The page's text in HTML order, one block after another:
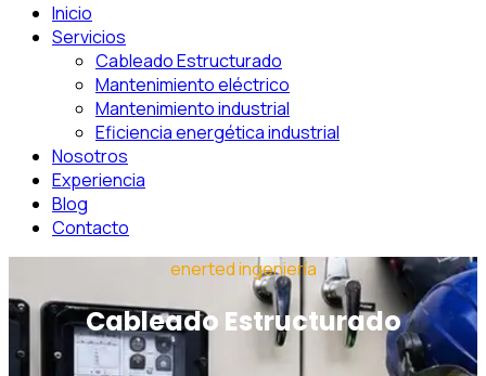
Inicio
Servicios
Cableado Estructurado
Mantenimiento eléctrico
Mantenimiento industrial
Eficiencia energética industrial
Nosotros
Experiencia
Blog
Contacto
enerted ingeniería
Cableado Estructurado